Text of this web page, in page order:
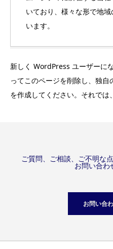
いており、様々な形で地
います。
新しく WordPress ユーザーにな
ってこのページを削除し、独
を作成してください。それでは
ご質問、ご相談、ご不明な
お問い合わ
お問い合